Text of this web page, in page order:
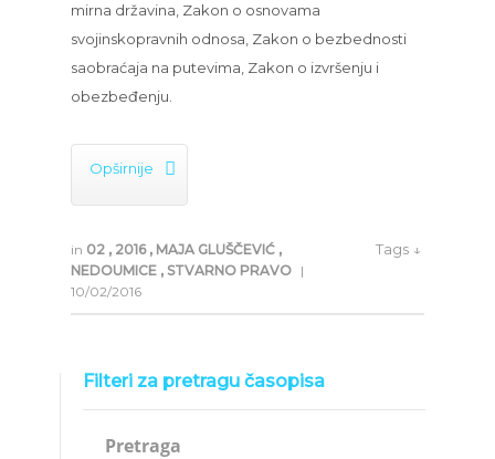
mirna državina, Zakon o osnovama
svojinskopravnih odnosa, Zakon o bezbednosti
saobraćaja na putevima, Zakon o izvršenju i
obezbeđenju.
Opširnije 
in 02 , 2016 , MAJA GLUŠČEVIĆ ,
NEDOUMICE , STVARNO PRAVO |
10/02/2016
Tags ↓
Filteri za pretragu časopisa
Pretraga